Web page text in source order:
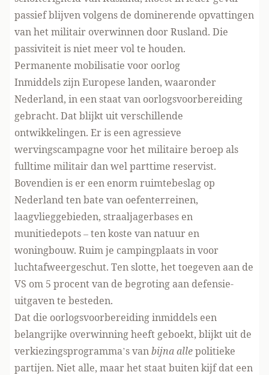
passief blijven volgens de dominerende opvattingen
van het militair overwinnen door Rusland. Die
passiviteit is niet meer vol te houden.
Permanente mobilisatie voor oorlog
Inmiddels zijn Europese landen, waaronder
Nederland, in een staat van oorlogsvoorbereiding
gebracht. Dat blijkt uit verschillende
ontwikkelingen. Er is een agressieve
wervingscampagne voor het militaire beroep als
fulltime militair dan wel parttime reservist.
Bovendien is er een enorm ruimtebeslag op
Nederland ten bate van oefenterreinen,
laagvlieggebieden, straaljagerbases en
munitiedepots – ten koste van natuur en
woningbouw. Ruim je campingplaats in voor
luchtafweergeschut. Ten slotte, het toegeven aan de
VS om 5 procent van de begroting aan defensie-
uitgaven te besteden.
Dat die oorlogsvoorbereiding inmiddels een
belangrijke overwinning heeft geboekt, blijkt uit de
verkiezingsprogramma’s vanbijna allepolitieke
partijen. Niet alle, maar het staat buiten kijf dat een